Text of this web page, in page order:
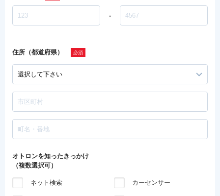
-
住所（都道府県）
オトロンを知ったきっかけ
（複数選択可）
ネット検索 カーセンサー